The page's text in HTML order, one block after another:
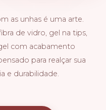
as unhas é uma arte.
de vidro, gel na tips,
com acabamento
para realçar sua
e durabilidade.